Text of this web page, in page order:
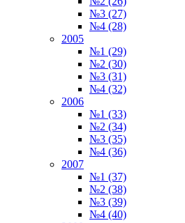
№3 (27)
№4 (28)
2005
№1 (29)
№2 (30)
№3 (31)
№4 (32)
2006
№1 (33)
№2 (34)
№3 (35)
№4 (36)
2007
№1 (37)
№2 (38)
№3 (39)
№4 (40)